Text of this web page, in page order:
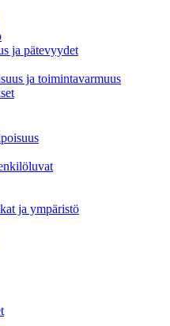
ja pätevyydet
ja toimintavarmuus
ja ympäristö